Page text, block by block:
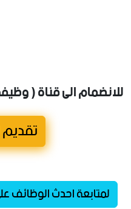
للانضمام الى قناة (
لمتابعة احدث الوظائف